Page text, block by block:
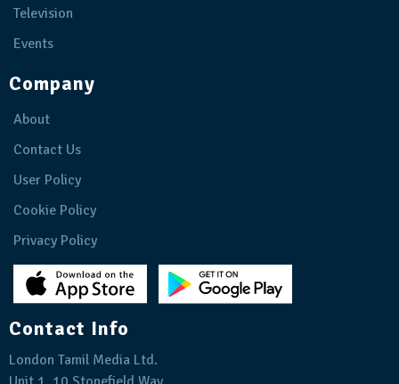
Television
Events
Company
About
Contact Us
User Policy
Cookie Policy
Privacy Policy
Contact Info
London Tamil Media Ltd.